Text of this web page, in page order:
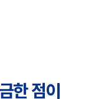
한 점이